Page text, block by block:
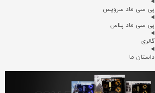
پی سی ماد سرویس
پی سی ماد پلاس
گالری
داستان ما